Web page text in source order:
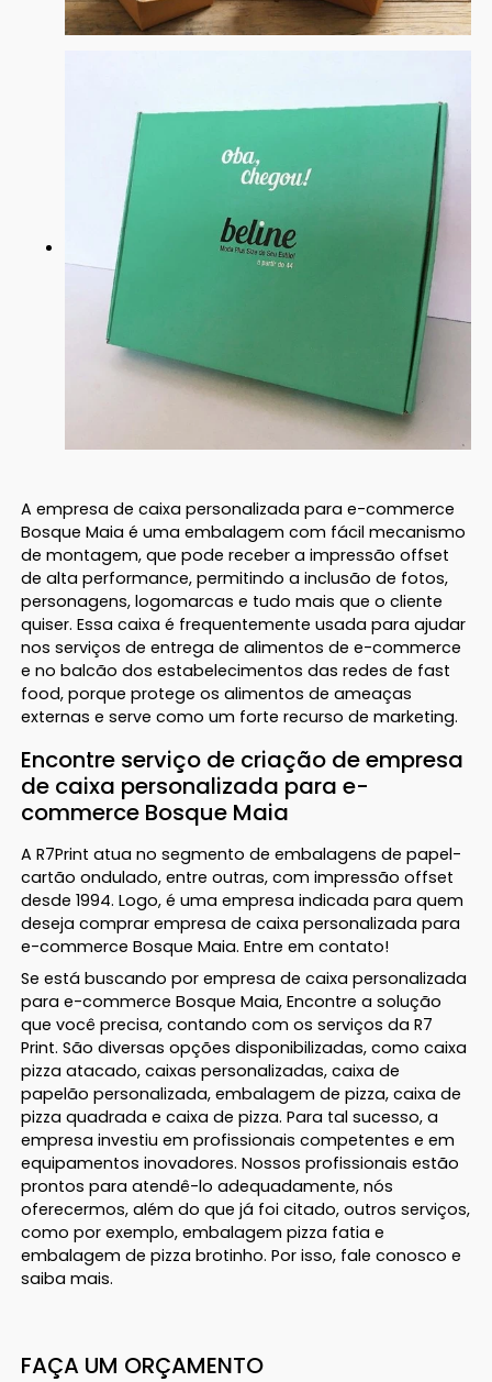
A empresa de caixa personalizada para e-commerce
Bosque Maia é uma embalagem com fácil mecanismo
de montagem, que pode receber a impressão offset
de alta performance, permitindo a inclusão de fotos,
personagens, logomarcas e tudo mais que o cliente
quiser. Essa caixa é frequentemente usada para ajudar
nos serviços de entrega de alimentos de e-commerce
e no balcão dos estabelecimentos das redes de fast
food, porque protege os alimentos de ameaças
externas e serve como um forte recurso de marketing.
Encontre serviço de criação de empresa
de caixa personalizada para e-
commerce Bosque Maia
A R7Print atua no segmento de embalagens de papel-
cartão ondulado, entre outras, com impressão offset
desde 1994. Logo, é uma empresa indicada para quem
deseja comprar empresa de caixa personalizada para
e-commerce Bosque Maia. Entre em contato!
Se está buscando por empresa de caixa personalizada
para e-commerce Bosque Maia, Encontre a solução
que você precisa, contando com os serviços da R7
Print. São diversas opções disponibilizadas, como caixa
pizza atacado, caixas personalizadas, caixa de
papelão personalizada, embalagem de pizza, caixa de
pizza quadrada e caixa de pizza. Para tal sucesso, a
empresa investiu em profissionais competentes e em
equipamentos inovadores. Nossos profissionais estão
prontos para atendê-lo adequadamente, nós
oferecermos, além do que já foi citado, outros serviços,
como por exemplo, embalagem pizza fatia e
embalagem de pizza brotinho. Por isso, fale conosco e
saiba mais.
FAÇA UM ORÇAMENTO